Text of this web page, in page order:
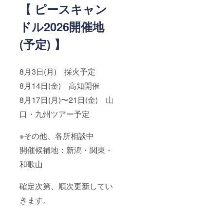
【 ピースキャン
ドル2026開催地
(予定) 】
8月3日(月) 採火予定
8月14日(金) 高知開催
8月17日(月)〜21日(金) 山
口・九州ツアー予定
※その他、各所相談中
開催候補地：新潟・関東・
和歌山
確定次第、順次更新してい
きます。